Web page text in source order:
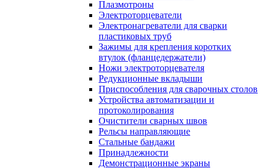
Плазмотроны
Электроторцеватели
Электронагреватели для сварки
пластиковых труб
Зажимы для крепления коротких
втулок (фланцедержатели)
Ножи электроторцевателя
Редукционные вкладыши
Приспособления для сварочных столов
Устройства автоматизации и
протоколирования
Очистители сварных швов
Рельсы направляющие
Стальные бандажи
Принадлежности
Демонстрационные экраны